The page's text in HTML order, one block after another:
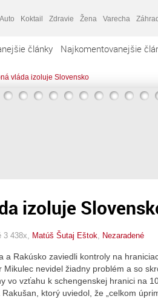
Auto Koktail Zdravie Žena Varecha
články Najkomentovanejšie
vláda izoluje Slovensko
izoluje
3 438x, Matúš Šutaj Eštok Nezaradené
a Rakúsko zaviedli kontroly na
nevidel žiadny problém a so
vo vzťahu k schengenskej hranici na
ktorý uviedol, že „celkom